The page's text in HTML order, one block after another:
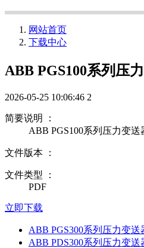
网站首页
下载中心
ABB PGS100系列压
2026-05-25 10:06:46 2
简要说明 ：
ABB PGS100系列压力变送
文件版本 ：
文件类型 ：
PDF
立即下载
ABB PGS300系列压力变送
ABB PDS300系列压力变送